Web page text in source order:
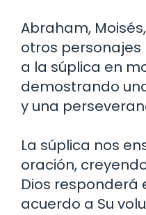
Abraham,
otros
a la súplica en
demostrando
y una
La súplica nos
oración,
Dios responderá
acuerdo a Su